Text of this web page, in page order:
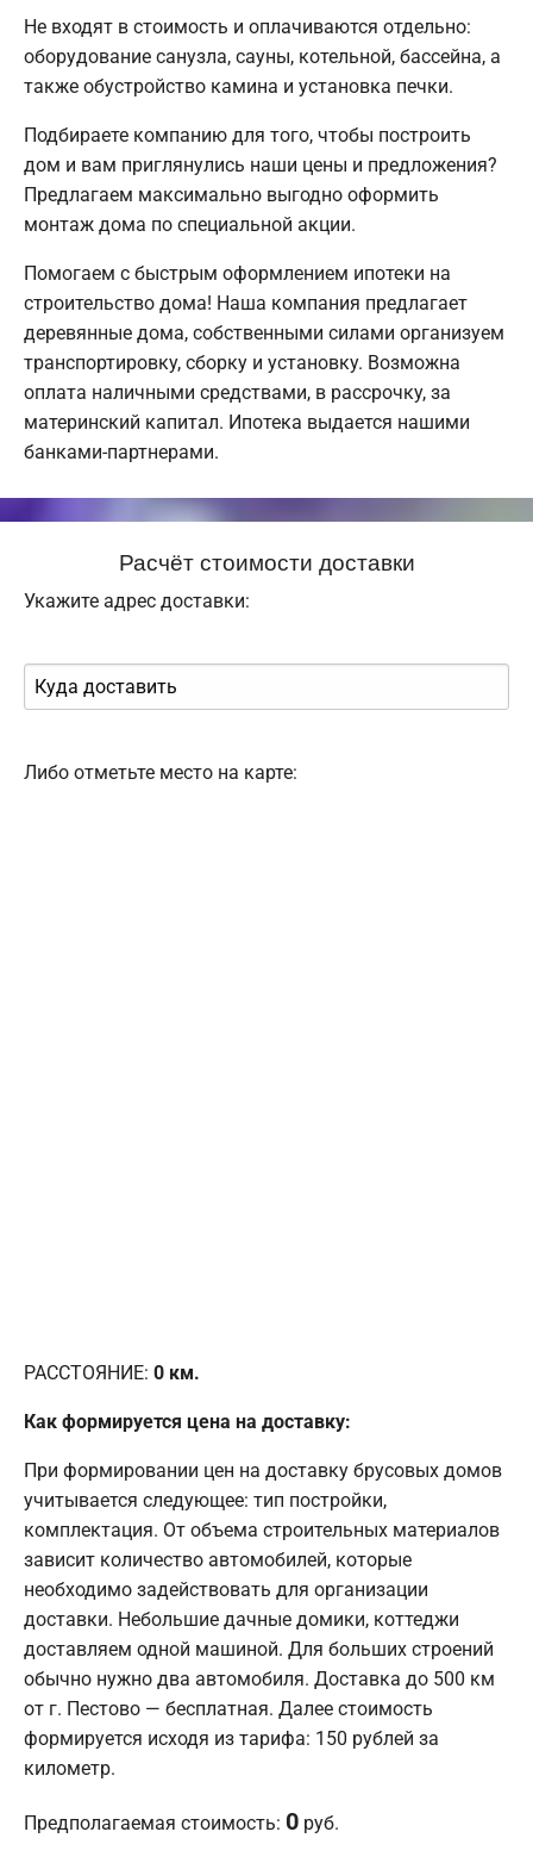
Не входят в стоимость и оплачиваются отдельно:
оборудование санузла, сауны, котельной, бассейна, а
также обустройство камина и установка печки.
Подбираете компанию для того, чтобы построить
дом и вам приглянулись наши цены и предложения?
Предлагаем максимально выгодно оформить
монтаж дома по специальной акции.
Помогаем с быстрым оформлением ипотеки на
строительство дома! Наша компания предлагает
деревянные дома, собственными силами организуем
транспортировку, сборку и установку. Возможна
оплата наличными средствами, в рассрочку, за
материнский капитал. Ипотека выдается нашими
банками-партнерами.
Расчёт стоимости доставки
Укажите адрес доставки:
Либо отметьте место на карте:
РАССТОЯНИЕ: 0 км.
Как формируется цена на доставку:
При формировании цен на доставку брусовых домов
учитывается следующее: тип постройки,
комплектация. От объема строительных материалов
зависит количество автомобилей, которые
необходимо задействовать для организации
доставки. Небольшие дачные домики, коттеджи
доставляем одной машиной. Для больших строений
обычно нужно два автомобиля. Доставка до 500 км
от г. Пестово — бесплатная. Далее стоимость
формируется исходя из тарифа: 150 рублей за
километр.
Предполагаемая стоимость: 0 руб.